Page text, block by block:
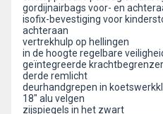
gordijnairbags voor- en
isofix-bevestiging voor
achteraan
vertrekhulp op hellingen
in de hoogte regelbare
geïntegreerde
derde remlicht
deurhandgrepen in
18" alu velgen
zijspiegels in het zwart